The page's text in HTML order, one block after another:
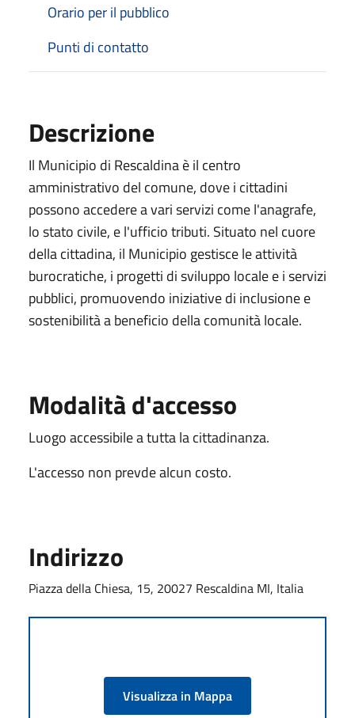
Orario per il pubblico
Punti di contatto
Descrizione
Il Municipio di Rescaldina è il centro
amministrativo del comune, dove i cittadini
possono accedere a vari servizi come l'anagrafe,
lo stato civile, e l'ufficio tributi. Situato nel cuore
della cittadina, il Municipio gestisce le attività
burocratiche, i progetti di sviluppo locale e i servizi
pubblici, promuovendo iniziative di inclusione e
sostenibilità a beneficio della comunità locale.
Modalità d'accesso
Luogo accessibile a tutta la cittadinanza.
L'accesso non prevde alcun costo.
Indirizzo
Piazza della Chiesa, 15, 20027 Rescaldina MI, Italia
Visualizza in Mappa